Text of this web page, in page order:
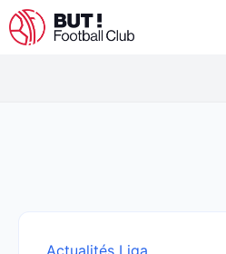
Aller
au
Actualités Liga